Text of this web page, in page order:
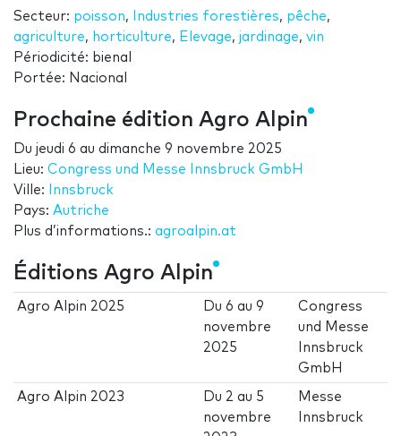
Secteur: poisson, Industries forestières, pêche,
agriculture, horticulture, Elevage, jardinage, vin
Périodicité: bienal
Portée: Nacional
Prochaine édition Agro Alpin
Du jeudi 6 au dimanche 9 novembre 2025
Lieu: Congress und Messe Innsbruck GmbH
Ville:
Innsbruck
Pays: Autriche
Plus d’informations.: agroalpin.at
Éditions Agro Alpin
Agro Alpin 2025 Du6 au9
novembre
2025
Congress
und Messe
Innsbruck
GmbH
Agro Alpin 2023 Du 2 au 5
novembre
Messe
Innsbruck